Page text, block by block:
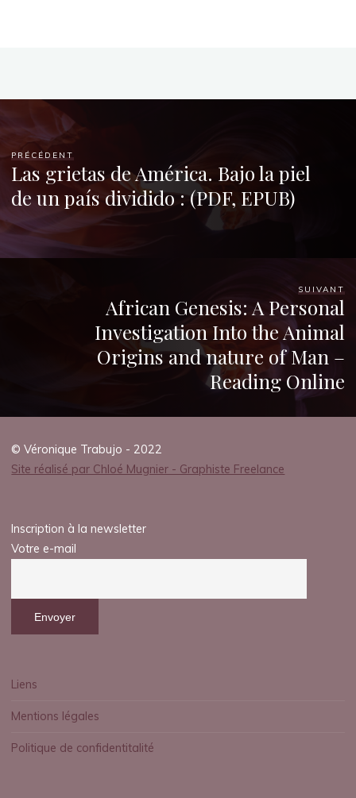
g
e
:
e
s
22
veronique.trabujo
PRÉCÉDENT
Las grietas de América. Bajo la piel
de un país dividido : (PDF, EPUB)
SUIVANT
African Genesis: A Personal
Investigation Into the Animal
Origins and nature of Man –
Reading Online
© Véronique Trabujo - 2022
Site réalisé par Chloé Mugnier - Graphiste Freelance
Inscription à la newsletter
Votre e-mail
Liens
Mentions légales
Politique de confidentitalité